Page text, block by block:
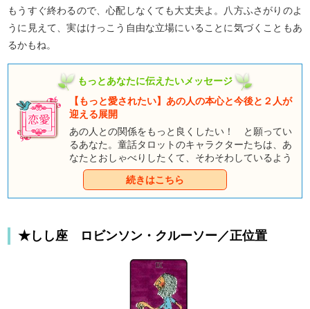
もうすぐ終わるので、心配しなくても大丈夫よ。八方ふさがりのよ
うに見えて、実はけっこう自由な立場にいることに気づくこともあ
るかもね。
もっとあなたに伝えたいメッセージ
【もっと愛されたい】あの人の本心と今後と２人が
迎える展開
あの人との関係をもっと良くしたい！ と願ってい
るあなた。童話タロットのキャラクターたちは、あ
なたとおしゃべりしたくて、そわそわしているよう
ですよ。みんなとのおしゃべりを通して、あなただ
けのハッピーエンドをつかんでくださいね。
続きはこちら
★しし座 ロビンソン・クルーソー／正位置